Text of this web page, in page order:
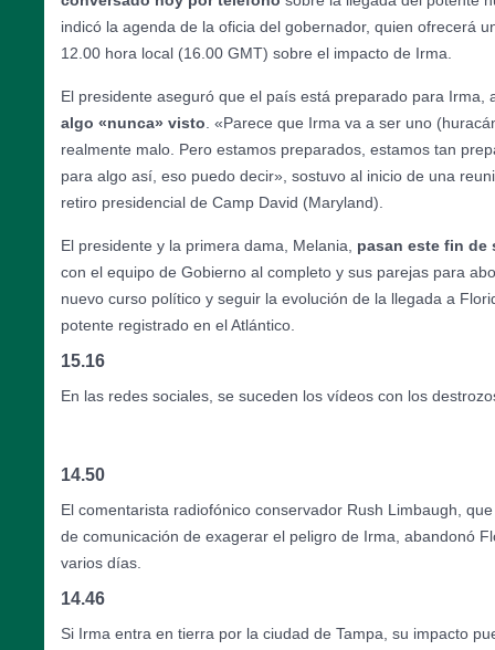
indicó la agenda de la oficia del gobernador, quien ofrecerá
12.00 hora local (16.00 GMT) sobre el impacto de Irma.
El presidente aseguró que el país está preparado para Irma,
algo «nunca» visto . «Parece que Irma va a ser uno
realmente malo. Pero estamos preparados, estamos tan
para algo así, eso puedo decir», sostuvo al inicio de una
retiro presidencial de Camp David (Maryland).
El presidente y la primera dama, Melania, pasan este fin de
con el equipo de Gobierno al completo y sus parejas para
nuevo curso político y seguir la evolución de la llegada a
potente registrado en el Atlántico.
15.16
En las redes sociales, se suceden los vídeos con los
14.50
El comentarista radiofónico conservador Rush Limbaugh,
de comunicación de exagerar el peligro de Irma, abandonó
varios días.
14.46
Si Irma entra en tierra por la ciudad de Tampa, su impacto